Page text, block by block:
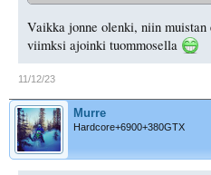
Vaikka jonne olenki, niin muistan
viimksi ajoinki tuommosella
11/12/23
Murre
Hardcore+6900+380GTX